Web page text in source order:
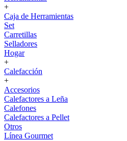
+
Caja de Herramientas
Set
Carretillas
Selladores
Hogar
+
Calefacción
+
Accesorios
Calefactores a Leña
Calefones
Calefactores a Pellet
Otros
Línea Gourmet